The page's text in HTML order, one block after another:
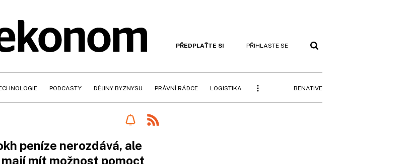
PŘEDPLAŤTE SI PŘIHLASTE SE
PODCASTY DĚJINY BYZNYSU PRÁVNÍ RÁDCE LOGISTIKA BENATIVE
peníze nerozdává, ale
mít možnost pomoct